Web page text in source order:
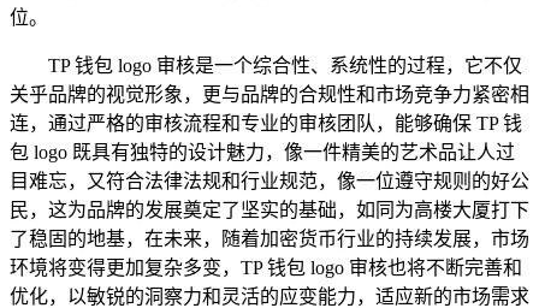
位。
TP 钱包 logo 审核是一个综合性、系统性的过程，它不仅
关乎品牌的视觉形象，更与品牌的合规性和市场竞争力紧密相
连，通过严格的审核流程和专业的审核团队，能够确保 TP 钱
包 logo 既具有独特的设计魅力，像一件精美的艺术品让人过
目难忘，又符合法律法规和行业规范，像一位遵守规则的好公
民，这为品牌的发展奠定了坚实的基础，如同为高楼大厦打下
了稳固的地基，在未来，随着加密货币行业的持续发展，市场
环境将变得更加复杂多变，TP 钱包 logo 审核也将不断完善和
优化，以敏锐的洞察力和灵活的应变能力，适应新的市场需求